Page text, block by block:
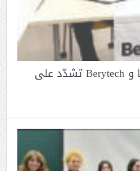
مذكرة تفاهم بين وزارة التكنولوجيا و Berytech تشدّد على